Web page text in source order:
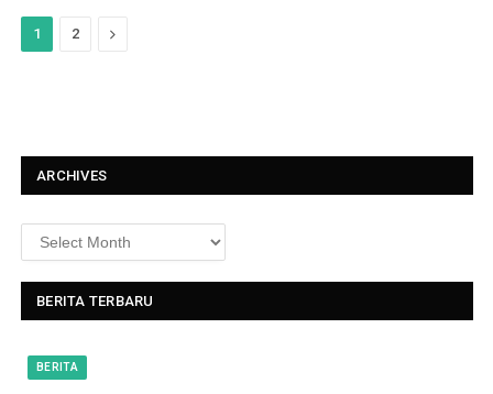
1 2
N
ARCHIVES
BERITA TERBARU
BERITA